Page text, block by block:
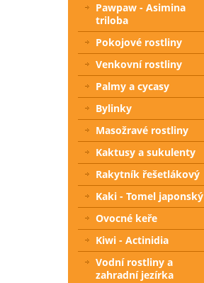
Pawpaw - Asimina
triloba
Pokojové rostliny
Venkovní rostliny
Palmy a cycasy
Bylinky
Masožravé rostliny
Kaktusy a sukulenty
Rakytník řešetlákový
Kaki - Tomel japonský
Ovocné keře
Kiwi - Actinidia
Vodní rostliny a
zahradní jezírka